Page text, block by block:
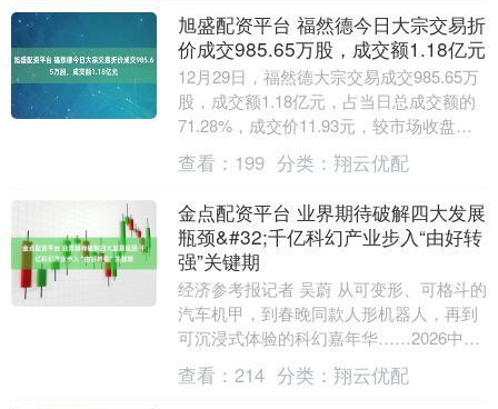
旭盛配资平台 福然德今日大宗交易折
价成交985.65万股，成交额1.18亿元
12月29日，福然德大宗交易成交985.65万
股，成交额1.18亿元，占当日总成交额的
71.28%，成交价11.93元，较市场收盘价
13.04元折价8.51%。....
查看： 199 分类： 翔云优配
金点配资平台 业界期待破解四大发展
瓶颈&#32;千亿科幻产业步入“由好转
强”关键期
经济参考报记者 吴蔚 从可变形、可格斗的
汽车机甲，到春晚同款人形机器人，再到
可沉浸式体验的科幻嘉年华……2026中国
科幻大会三天会期内，北京石景山首钢园
累计客流....
查看： 214 分类： 翔云优配